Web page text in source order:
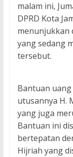
malam ini,
DPRD Kota
menunjukkan
yang sedang
tersebut.
Bantuan
utusannya H.
yang juga
Bantuan ini
bertepatan
Hijriah yang